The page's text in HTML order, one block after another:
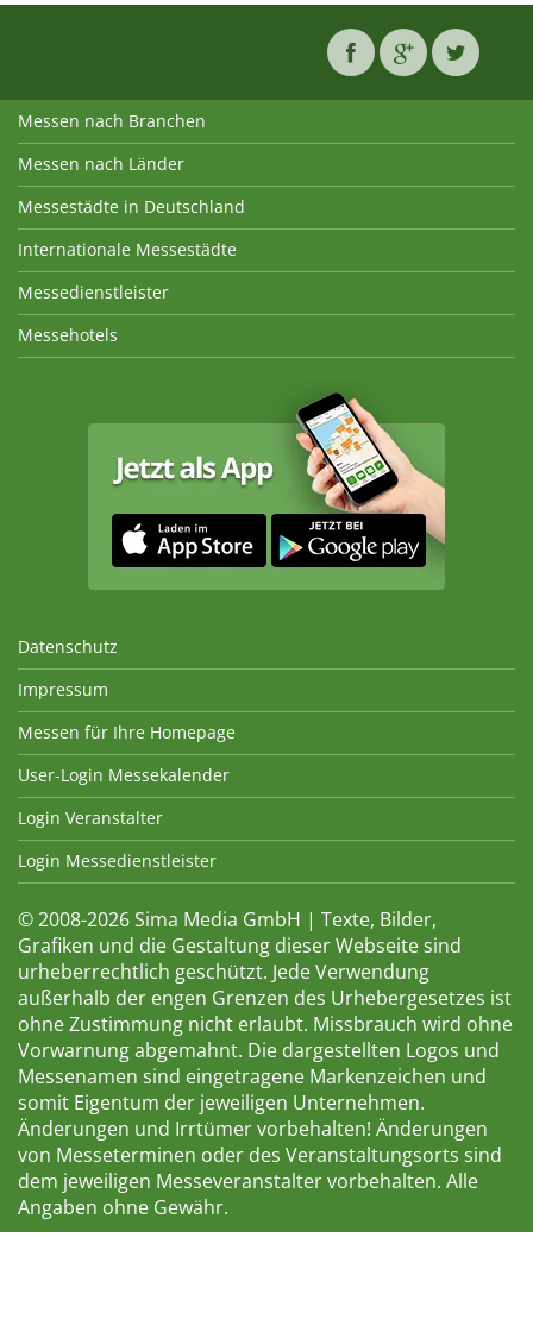
Messen nach Branchen
Messen nach Länder
Messestädte in Deutschland
Internationale Messestädte
Messedienstleister
Messehotels
Datenschutz
Impressum
Messen für Ihre Homepage
User-Login Messekalender
Login Veranstalter
Login Messedienstleister
© 2008-2026 Sima Media GmbH | Texte, Bilder,
Grafiken und die Gestaltung dieser Webseite sind
urheberrechtlich geschützt. Jede Verwendung
außerhalb der engen Grenzen des Urhebergesetzes ist
ohne Zustimmung nicht erlaubt. Missbrauch wird ohne
Vorwarnung abgemahnt. Die dargestellten Logos und
Messenamen sind eingetragene Markenzeichen und
somit Eigentum der jeweiligen Unternehmen.
Änderungen und Irrtümer vorbehalten! Änderungen
von Messeterminen oder des Veranstaltungsorts sind
dem jeweiligen Messeveranstalter vorbehalten. Alle
Angaben ohne Gewähr.